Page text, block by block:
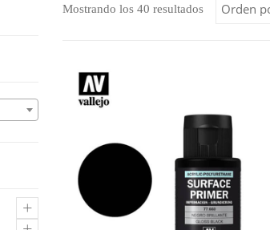
+
Mostrando los 40 resultados